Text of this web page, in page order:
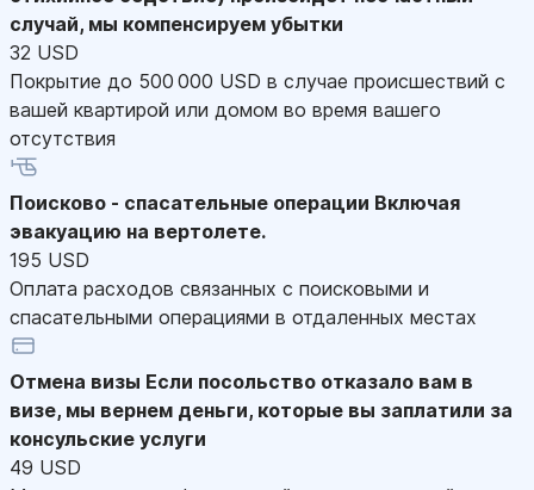
случай, мы компенсируем убытки
32 USD
Покрытие до 500 000 USD в случае происшествий с
вашей квартирой или домом во время вашего
отсутствия
Поисково - спасательные операции Включая
эвакуацию на вертолете.
195 USD
Оплата расходов связанных с поисковыми и
спасательными операциями в отдаленных местах
Отмена визы Если посольство отказало вам в
визе, мы вернем деньги, которые вы заплатили за
консульские услуги
49 USD